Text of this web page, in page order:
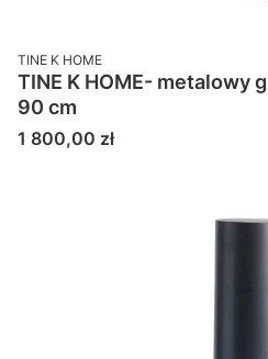
PRODUCENT
TINE K HOME
TINE K HOME- metalowy
90 cm
Cena
1 800,00 zł